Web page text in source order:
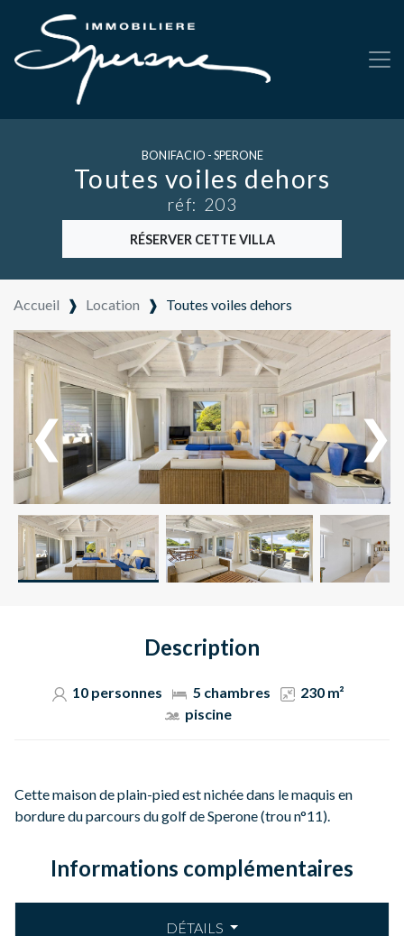
BONIFACIO - SPERONE
Toutes voiles dehors
réf: 203
RÉSERVER CETTE VILLA
Accueil ❱ Location ❱ Toutes voiles dehors
Description
10 personnes 5 chambres
230 m²
piscine
Cette maison de plain-pied est nichée dans le maquis en
bordure du parcours du golf de Sperone (trou n°11).
Informations complémentaires
DÉTAILS